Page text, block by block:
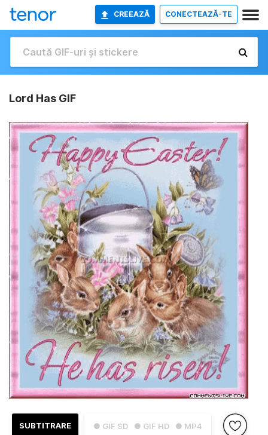
CREEAZĂ CONECTEAZĂ-TE
Lord Has GIF
● GIF SD ● GIF HD ● MP4
SUBTITRARE